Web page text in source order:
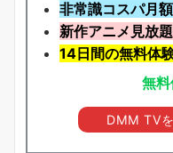
非常識コスパ月
新作アニメ見放題
14日間の無料体
無料
DMM TV